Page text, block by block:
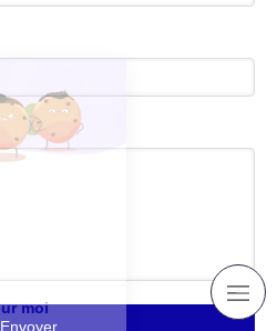
Envoyer
Ok pour moi